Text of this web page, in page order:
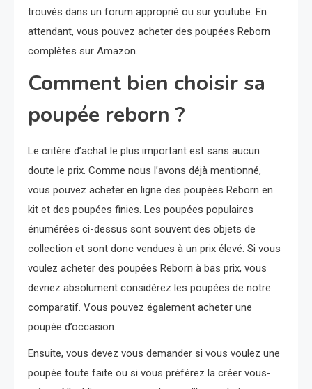
trouvés dans un forum approprié ou sur youtube. En
attendant, vous pouvez acheter des poupées Reborn
complètes sur Amazon.
Comment bien choisir sa
poupée reborn ?
Le critère d’achat le plus important est sans aucun
doute le prix. Comme nous l’avons déjà mentionné,
vous pouvez acheter en ligne des poupées Reborn en
kit et des poupées finies. Les poupées populaires
énumérées ci-dessus sont souvent des objets de
collection et sont donc vendues à un prix élevé. Si vous
voulez acheter des poupées Reborn à bas prix, vous
devriez absolument considérez les poupées de notre
comparatif. Vous pouvez également acheter une
poupée d’occasion.
Ensuite, vous devez vous demander si vous voulez une
poupée toute faite ou si vous préférez la créer vous-